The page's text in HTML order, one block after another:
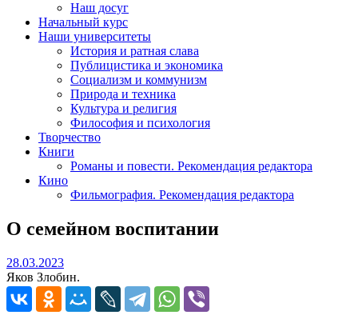
Наш досуг
Начальный курс
Наши университеты
История и ратная слава
Публицистика и экономика
Социализм и коммунизм
Природа и техника
Культура и религия
Философия и психология
Творчество
Книги
Романы и повести. Рекомендация редактора
Кино
Фильмография. Рекомендация редактора
О семейном воспитании
28.03.202328.03.2023
Яков Злобин.